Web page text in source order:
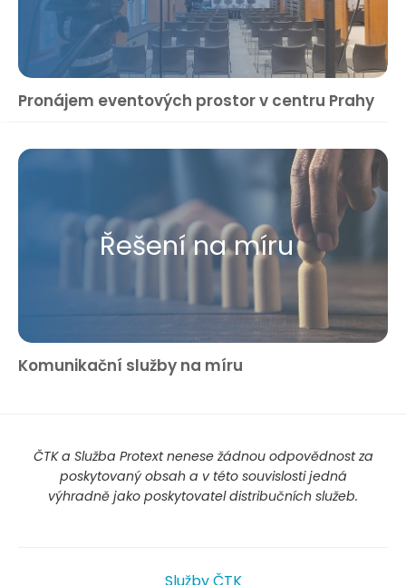
Pronájem eventových prostor v centru Prahy
Řešení na míru
Komunikační služby na míru
ČTK a Služba Protext nenese žádnou odpovědnost za
poskytovaný obsah a v této souvislosti jedná
výhradně jako poskytovatel distribučních služeb.